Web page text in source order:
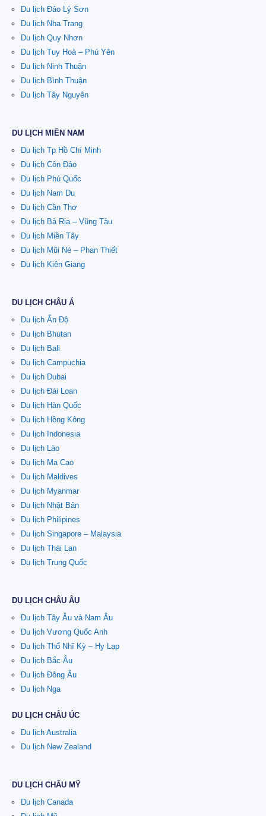
Du lịch Đảo Lý Sơn
Du lịch Nha Trang
Du lịch Quy Nhơn
Du lịch Tuy Hoà – Phú Yên
Du lịch Ninh Thuận
Du lịch Bình Thuận
Du lịch Tây Nguyên
DU LỊCH MIỀN NAM
Du lịch Tp Hồ Chí Minh
Du lịch Côn Đảo
Du lịch Phú Quốc
Du lịch Nam Du
Du lịch Cần Thơ
Du lịch Bà Rịa – Vũng Tàu
Du lịch Miền Tây
Du lịch Mũi Né – Phan Thiết
Du lịch Kiên Giang
DU LỊCH CHÂU Á
Du lịch Ấn Độ
Du lịch Bhutan
Du lịch Bali
Du lịch Campuchia
Du lịch Dubai
Du lịch Đài Loan
Du lịch Hàn Quốc
Du lịch Hồng Kông
Du lịch Indonesia
Du lịch Lào
Du lịch Ma Cao
Du lịch Maldives
Du lịch Myanmar
Du lịch Nhật Bản
Du lịch Philipines
Du lịch Singapore – Malaysia
Du lịch Thái Lan
Du lịch Trung Quốc
DU LỊCH CHÂU ÂU
Du lịch Tây Âu và Nam Âu
Du lịch Vương Quốc Anh
Du lịch Thổ Nhĩ Kỳ – Hy Lạp
Du lịch Bắc Âu
Du lịch Đông Âu
Du lịch Nga
DU LỊCH CHÂU ÚC
Du lịch Australia
Du lịch New Zealand
DU LỊCH CHÂU MỸ
Du lịch Canada